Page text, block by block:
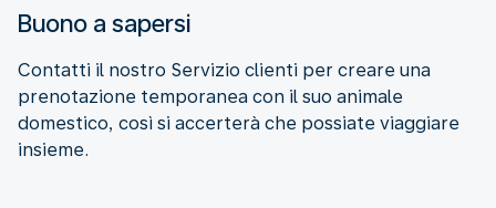
Buono a sapersi
Contatti il nostro Servizio clienti per creare una
prenotazione temporanea con il suo animale
domestico, così si accerterà che possiate viaggiare
insieme.